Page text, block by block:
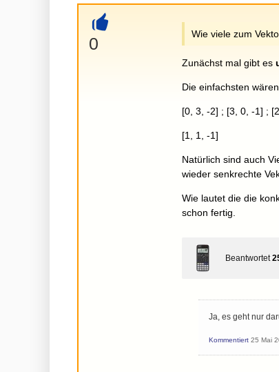
+
0 Wie viele zum
Zunächst mal gibt es
Die einfachsten wären
[0, 3, -2] ; [3, 0, -1] ;
[1, 1, -1]
Natürlich sind auch
wieder senkrechte
Wie lautet die die
schon fertig.
Beantwortet
Ja, es geht nur
Kommentiert 25 Mai